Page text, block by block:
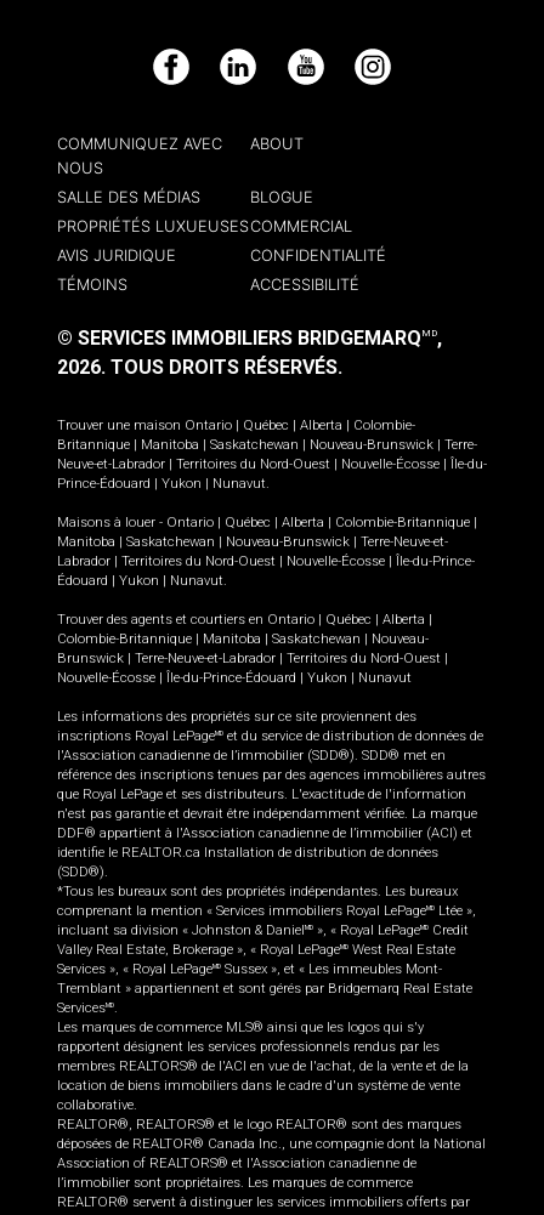
Facebook LinkedIn YouTube Instagram
COMMUNIQUEZ AVEC
NOUS
ABOUT
SALLE DES MÉDIAS
BLOGUE
PROPRIÉTÉS LUXUEUSESCOMMERCIAL
AVIS JURIDIQUE
CONFIDENTIALITÉ
TÉMOINS
ACCESSIBILITÉ
© SERVICES IMMOBILIERS BRIDGEMARQ MD,
2026. TOUS DROITS RÉSERVÉS.
Trouver une maison Ontario Québec Alberta
Colombie-
Britannique
Manitoba Saskatchewan Nouveau-Brunswick
Terre-
Neuve-et-Labrador
Territoires du Nord-Ouest Nouvelle-Écosse
Île-du-
Prince-Édouard
Yukon Nunavut.
Maisons à louer - Ontario Québec Alberta Colombie-Britannique
Manitoba
Saskatchewan Nouveau-Brunswick
Terre-Neuve-et-
Labrador
Territoires du Nord-Ouest Nouvelle-Écosse
Île-du-Prince-
Édouard
Yukon Nunavut.
Trouver des agents et courtiers en Ontario Québec Alberta
Colombie-Britannique
Manitoba Saskatchewan
Nouveau-
Brunswick
Terre-Neuve-et-Labrador Territoires du Nord-Ouest
Nouvelle-Écosse
Île-du-Prince-Édouard Yukon Nunavut
Les informations des propriétés sur ce site proviennent des
inscriptions Royal LePageMD et du service de distribution de données de
l'Association canadienne de l’immobilier (SDD®). SDD® met en
référence des inscriptions tenues par des agences immobilières autres
que Royal LePage et ses distributeurs. L'exactitude de l'information
n'est pas garantie et devrait être indépendamment vérifiée. La marque
DDF® appartient à l'Association canadienne de l’immobilier (ACI) et
identifie le REALTOR.ca Installation de distribution de données
(SDD®).
*Tous les bureaux sont des propriétés indépendantes. Les bureaux
comprenant la mention « Services immobiliers Royal LePageMD
Ltée »,
incluant sa division « Johnston & Daniel MD », « Royal LePageMD
Credit
Valley Real Estate, Brokerage », « Royal LePageMD West Real Estate
Services », « Royal LePageMD Sussex », et « Les immeubles Mont-
Tremblant » appartiennent et sont gérés par Bridgemarq Real Estate
ServicesMD.
Les marques de commerce MLS® ainsi que les logos qui s'y
rapportent désignent les services professionnels rendus par les
membres REALTORS® de l'ACI en vue de l'achat, de la vente et de la
location de biens immobiliers dans le cadre d'un système de vente
collaborative.
REALTOR®, REALTORS® et le logo REALTOR® sont des marques
déposées de REALTOR® Canada Inc., une compagnie dont la National
Association of REALTORS® et l'Association canadienne de
l’immobilier sont propriétaires. Les marques de commerce
REALTOR® servent à distinguer les services immobiliers offerts par